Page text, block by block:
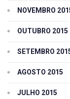
NOVEMBRO
OUTUBRO 2015
SETEMBRO
AGOSTO 2015
JULHO 2015